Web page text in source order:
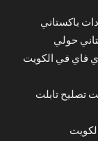
حولي
فاي في الكويت
تصليح تابلت